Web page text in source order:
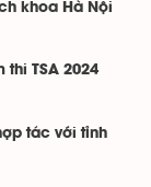
khoa Hà Nội
thi TSA 2024
tác với tỉnh